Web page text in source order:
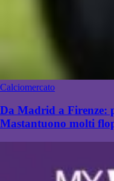
Calciomercato
Da Madrid a Firenze:
Mastantuono molti